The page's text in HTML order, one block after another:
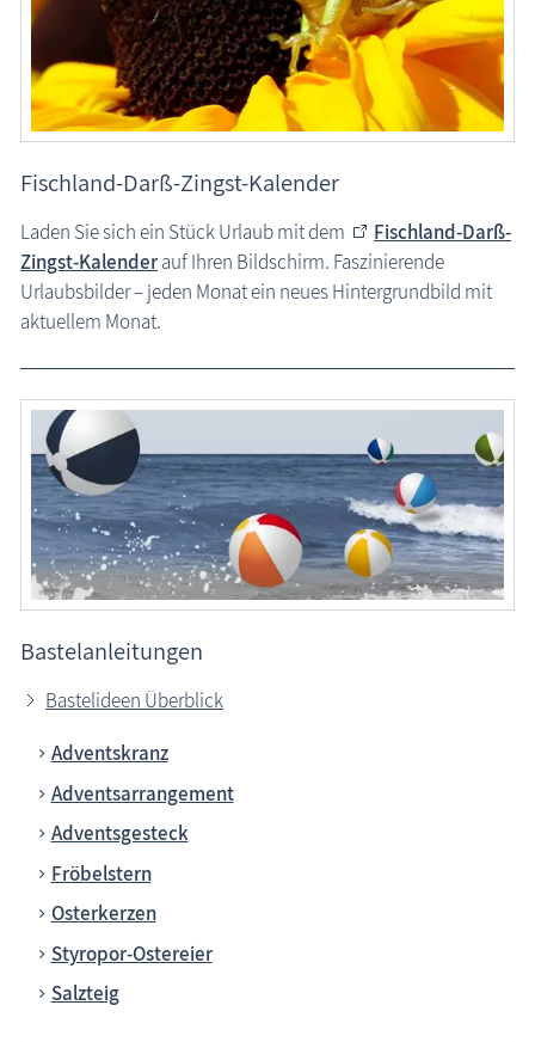
Liebesschlösser
Öffentliche Bücherschränke
Ostseeurlaub mit Handicap, Barrierefreiheit
Ostseeurlaub mit Hund
Ostsee »STRANDFINDER MV«
Unterhaltsames
Bastelspaß
PC-Kalender FDZ
Vogelfutterrezept
Wissenswertes
Veranstaltungen
Blog
Fischland-Darß-Zingst-Kalender
Laden Sie sich ein Stück Urlaub mit dem
Fischland-Darß-
Zingst-Kalenderauf Ihren Bildschirm. Faszinierende
Urlaubsbilder – jeden Monat ein neues Hintergrundbild mit
aktuellem Monat.
Bastelanleitungen
Bastelideen Überblick
Adventskranz
Adventsarrangement
Adventsgesteck
Fröbelstern
Osterkerzen
Styropor-Ostereier
Salzteig